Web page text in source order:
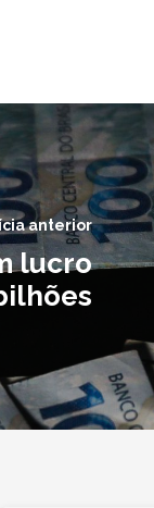
anterior
lucro